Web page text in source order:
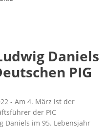
Daniels
PIG
- Am 4. März ist der
der PIC
Daniels im 95. Lebensjahr